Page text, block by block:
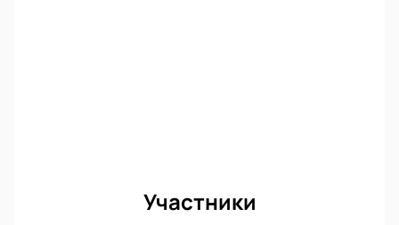
Участники